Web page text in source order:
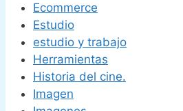
Ecommerce
Estudio
estudio y trabajo
Herramientas
Historia del cine.
Imagen